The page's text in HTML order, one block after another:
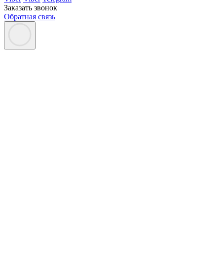
Заказать звонок
Обратная связь